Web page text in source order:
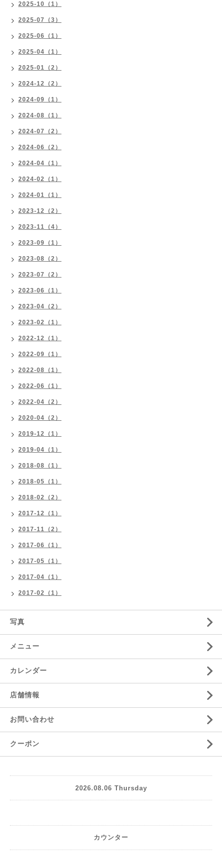
2025-10（1）
2025-07（3）
2025-06（1）
2025-04（1）
2025-01（2）
2024-12（2）
2024-09（1）
2024-08（1）
2024-07（2）
2024-06（2）
2024-04（1）
2024-02（1）
2024-01（1）
2023-12（2）
2023-11（4）
2023-09（1）
2023-08（2）
2023-07（2）
2023-06（1）
2023-04（2）
2023-02（1）
2022-12（1）
2022-09（1）
2022-08（1）
2022-06（1）
2022-04（2）
2020-04（2）
2019-12（1）
2019-04（1）
2018-08（1）
2018-05（1）
2018-02（2）
2017-12（1）
2017-11（2）
2017-06（1）
2017-05（1）
2017-04（1）
2017-02（1）
写真
メニュー
カレンダー
店舗情報
お問い合わせ
クーポン
2026.08.06 Thursday
カウンター